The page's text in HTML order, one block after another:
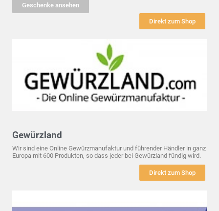
Geschenke ansehen
Direkt zum Shop
Gewürzland
Wir sind eine Online Gewürzmanufaktur und führender Händler in ganz
Europa mit 600 Produkten, so dass jeder bei Gewürzland fündig wird.
Direkt zum Shop